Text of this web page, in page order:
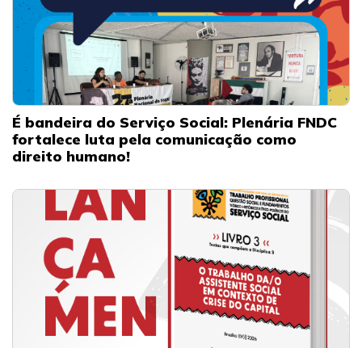
É bandeira do Serviço Social: Plenária FNDC
fortalece luta pela comunicação como
direito humano!